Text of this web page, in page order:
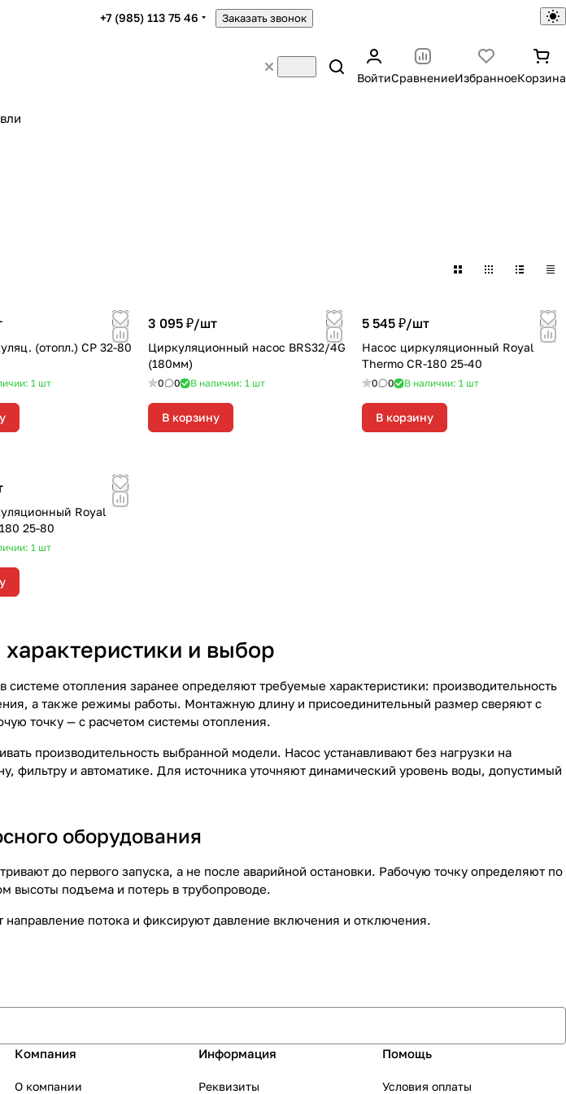
+7 (985) 113 75 46 Заказать звонок
ВойтиСравнениеИзбранноеКорзина
(отопл.) CP 32-80
1 шт
3 095 ₽/шт
Циркуляционный насос BRS32/4G
(180мм)
0 0 В наличии: 1 шт
В корзину
5 545 ₽/шт
Насос циркуляционный Royal
Thermo CR-180 25-40
0 0 В наличии: 1 шт
В корзину
Royal
25-80
1 шт
и выбор
отопления заранее определяют требуемые характеристики: производительность
а также режимы работы. Монтажную длину и присоединительный размер сверяют с
точку — с расчетом системы отопления.
производительность выбранной модели. Насос устанавливают без нагрузки на
фильтру и автоматике. Для источника уточняют динамический уровень воды, допустимый
оборудования
до первого запуска, а не после аварийной остановки. Рабочую точку определяют по
высоты подъема и потерь в трубопроводе.
потока и фиксируют давление включения и отключения.
Компания
О компании
Информация
Реквизиты
Помощь
Условия оплаты